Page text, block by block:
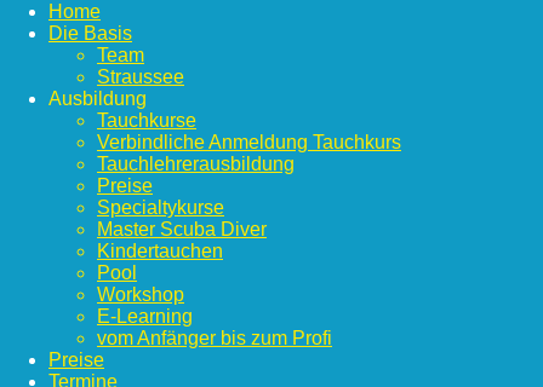
Home
Die Basis
Team
Straussee
Ausbildung
Tauchkurse
Verbindliche Anmeldung Tauchkurs
Tauchlehrerausbildung
Preise
Specialtykurse
Master Scuba Diver
Kindertauchen
Pool
Workshop
E-Learning
vom Anfänger bis zum Profi
Preise
Termine